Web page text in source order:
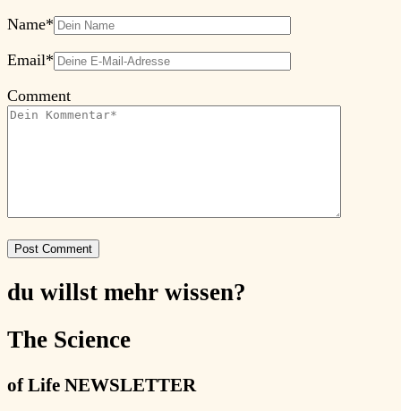
Name*
Email*
Comment
du willst mehr wissen?
The Science
of Life NEWSLETTER